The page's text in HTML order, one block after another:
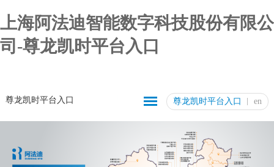
上海阿法迪智能数字科技股份有限公
司-尊龙凯时平台入口
尊龙凯时平台入口 尊龙凯时平台入口 en